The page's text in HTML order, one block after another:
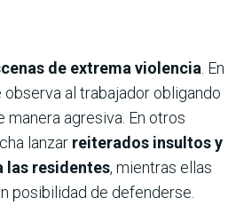
de extrema violencia . En
al trabajador obligando
manera agresiva. En otros
lanzar reiterados insultos y
las residentes, mientras ellas
posibilidad de defenderse.